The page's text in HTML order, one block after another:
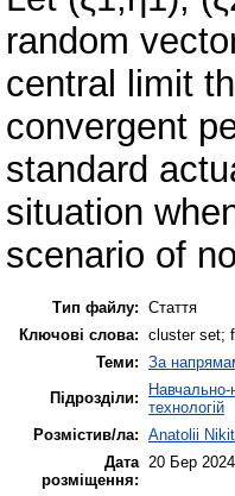
random
central limit
convergent
standard
situation
scenario of
Тип файлу: Стаття
Ключові слова: cluster set;
Теми: За
Підрозділи:
Навчально-
технологій
Розмістив/ла: Anatolii
Дата
розміщення:
20 Бер